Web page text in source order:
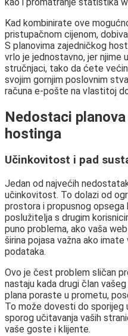
Kad kombinirate ove
pristupačnom cijenom,
S planovima zajedničkog
vrlo je jednostavno, jer njime
stručnjaci, tako da ćete
svojim gornjim poslovnim
računa e-pošte na vlastitoj
Nedostaci
hostinga
Učinkovitost i pad
Jedan od najvećih
učinkovitost. To dolazi od
prostora i propusnog opsega
poslužitelja s drugim
puno problema, ako vaša
širina pojasa važna ako
podataka.
Ovo je čest problem sličan
nastaju kada drugi član
plana poraste u prometu,
To može dovesti do sporijeg
sporog učitavanja vaših
vaše goste i klijente.